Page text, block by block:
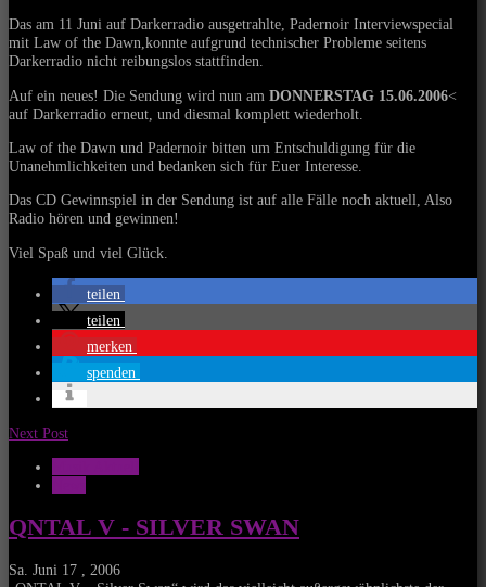
Das am 11 Juni auf Darkerradio ausgetrahlte, Padernoir Interviewspecial
mit Law of the Dawn,konnte aufgrund technischer Probleme seitens
Darkerradio nicht reibungslos stattfinden.
Auf ein neues! Die Sendung wird nun am DONNERSTAG 15.06.2006<
auf Darkerradio erneut, und diesmal komplett wiederholt.
Law of the Dawn und Padernoir bitten um Entschuldigung für die
Unanehmlichkeiten und bedanken sich für Euer Interesse.
Das CD Gewinnspiel in der Sendung ist auf alle Fälle noch aktuell, Also
Radio hören und gewinnen!
Viel Spaß und viel Glück.
teilen
teilen
merken
spenden
Next Post
QNTAL V - SILVER SWAN
Sa. Juni 17 , 2006